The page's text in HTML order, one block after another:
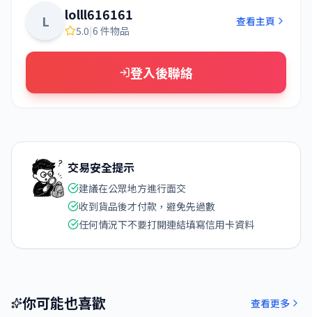
L lolll616161
5.0|6 件物品
查看主頁
登入後聯絡
交易安全提示
建議在公眾地方進行面交
收到貨品後才付款，避免先過數
任何情況下不要打開連結填寫信用卡資料
你可能也喜歡 查看更多